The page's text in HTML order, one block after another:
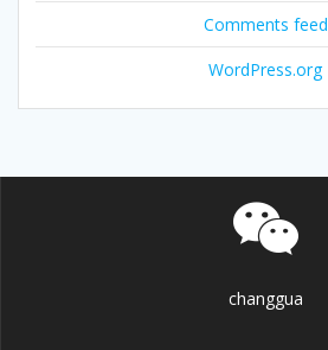
Comments feed
WordPress.org
changgua